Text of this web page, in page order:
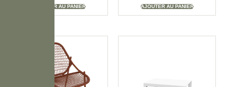
AJOUTER AU PANIER AJOUTER AU PANIER